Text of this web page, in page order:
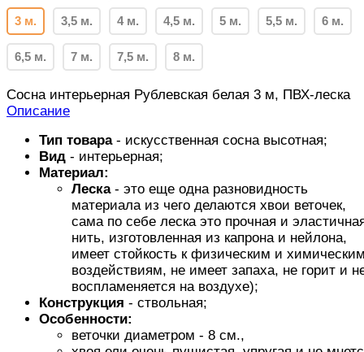
3 м. 3,5 м. 4 м. 4,5 м. 5 м. 5,5 м. 6 м.
6,5 м. 7 м. 7,5 м. 8 м.
Сосна интерьерная Рублевская белая 3 м, ПВХ-леска
Описание
Тип товара- искусственная сосна высотная;
Вид - интерьерная;
Материал:
Леска - это еще одна разновидность
материала из чего делаются хвои веточек,
сама по себе леска это прочная и
нить, изготовленная из капрона и нейлона,
имеет стойкость к физическим и
воздействиям, не имеет запаха, не горит и
воспламеняется на воздухе);
Конструкция - ствольная;
Особенности:
веточки диаметром - 8 см.,